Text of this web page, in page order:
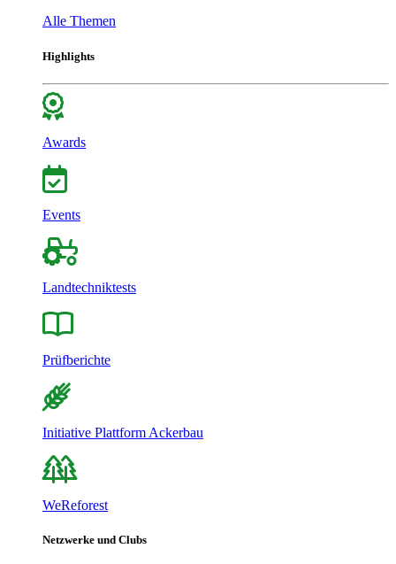
Alle Themen
Highlights
Awards
Events
Landtechniktests
Prüfberichte
Initiative Plattform Ackerbau
WeReforest
Netzwerke und Clubs